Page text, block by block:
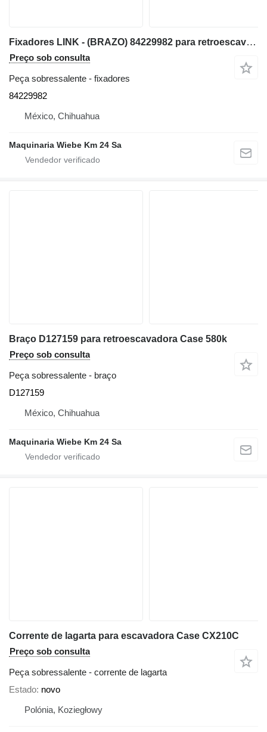
Fixadores LINK - (BRAZO) 84229982 para retroescavadora Case 580SN
Preço sob consulta
Peça sobressalente - fixadores
84229982
México, Chihuahua
Maquinaria Wiebe Km 24 Sa
Braço D127159 para retroescavadora Case 580k
Preço sob consulta
Peça sobressalente - braço
D127159
México, Chihuahua
Maquinaria Wiebe Km 24 Sa
Corrente de lagarta para escavadora Case CX210C
Preço sob consulta
Peça sobressalente - corrente de lagarta
Estado novo
Polónia, Koziegłowy